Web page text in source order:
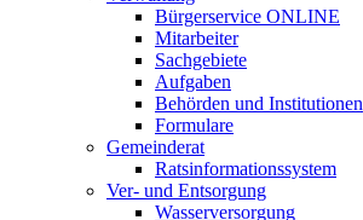
Bürgerservice ONLINE
Mitarbeiter
Sachgebiete
Aufgaben
Behörden und Institutionen
Formulare
Gemeinderat
Ratsinformationssystem
Ver- und Entsorgung
Wasserversorgung